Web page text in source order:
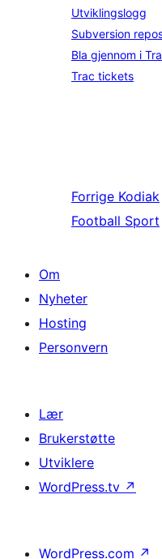
Utviklingslogg
Subversion
Bla gjennom i
Trac tickets
Forrige Kodiak
Football Sport
Om
Nyheter
Hosting
Personvern
Lær
Brukerstøtte
Utviklere
WordPress.tv ↗
WordPress.com ↗